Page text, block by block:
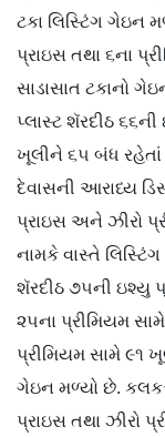
ટકા લિસ્ટિંગ ગેઇન
પ્રાઇસ તથા ૬ના
સાડાસાત ટકાનો
પ્લાસ્ટ શૅરદીઠ
ખૂલીને ૬૫ બંધ રહેતાં
દેવાસની આરાધ્ય
પ્રાઇસ અને ઝીરો
નામકે વાસ્તે
શૅરદીઠ ૭૫ની ઇશ્યુ
૨૫ના પ્રીમિયમ
પ્રીમિયમ સામે ૯૧
ગેઇન મળ્યો છે.
પ્રાઇસ તથા ઝીરો